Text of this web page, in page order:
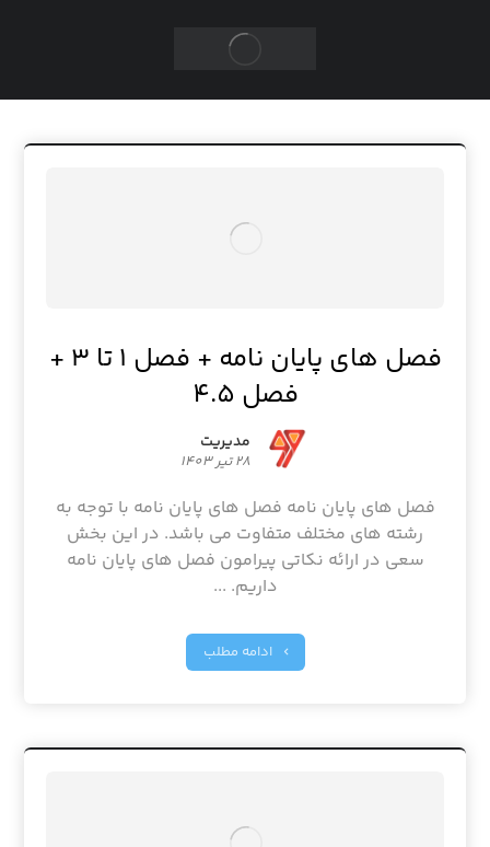
فصل های پایان نامه + فصل 1 تا 3 +
فصل 4.5
مدیریت
28 تیر 1403
فصل های پایان نامه فصل های پایان نامه با توجه به
رشته های مختلف متفاوت می باشد. در این بخش
سعی در ارائه نکاتی پیرامون فصل های پایان نامه
داریم. ...
ادامه مطلب